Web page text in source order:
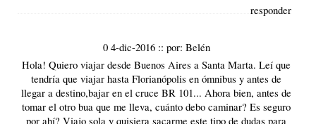
responder
0 4-dic-2016 :: por: Belén
Hola! Quiero viajar desde Buenos Aires a Santa Marta. Leí que
tendría que viajar hasta Florianópolis en ómnibus y antes de
llegar a destino,bajar en el cruce BR 101... Ahora bien, antes de
tomar el otro bua que me lleva, cuánto debo caminar? Es seguro
por ahí? Viajo sola y quisiera sacarme este tipo de dudas para